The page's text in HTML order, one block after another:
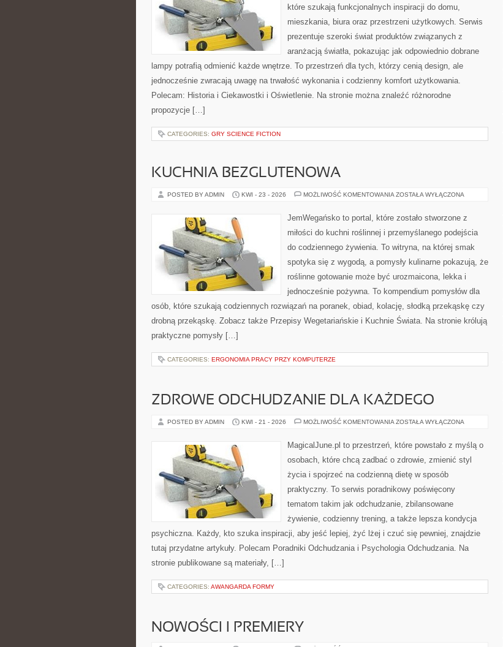
które szukają funkcjonalnych inspiracji do domu,
mieszkania, biura oraz przestrzeni użytkowych. Serwis
prezentuje szeroki świat produktów związanych z
aranżacją światła, pokazując jak odpowiednio dobrane
lampy potrafią odmienić każde wnętrze. To przestrzeń dla tych, którzy cenią design, ale
jednocześnie zwracają uwagę na trwałość wykonania i codzienny komfort użytkowania.
Polecam: Historia i Ciekawostki i Oświetlenie. Na stronie można znaleźć różnorodne
propozycje […]
CATEGORIES: GRY SCIENCE FICTION
KUCHNIA BEZGLUTENOWA
POSTED BY ADMIN KWI - 23 - 2026 MOŻLIWOŚĆ KOMENTOWANIA KUCHNIA
ZOSTAŁA WYŁĄCZONA
JemWegańsko to portal, które zostało stworzone z
miłości do kuchni roślinnej i przemyślanego podejścia
do codziennego żywienia. To witryna, na której smak
spotyka się z wygodą, a pomysły kulinarne pokazują, że
roślinne gotowanie może być urozmaicona, lekka i
jednocześnie pożywna. To kompendium pomysłów dla
osób, które szukają codziennych rozwiązań na poranek, obiad, kolację, słodką przekąskę czy
drobną przekąskę. Zobacz także Przepisy Wegetariańskie i Kuchnie Świata. Na stronie królują
praktyczne pomysły […]
CATEGORIES: ERGONOMIA PRACY PRZY KOMPUTERZE
ZDROWE ODCHUDZANIE DLA KAŻDEGO
POSTED BY ADMIN KWI - 21 - 2026 MOŻLIWOŚĆ KOMENTOWANIA ZDROWE
KAŻDEGO
ZOSTAŁA WYŁĄCZONA
MagicalJune.pl to przestrzeń, które powstało z myślą o
osobach, które chcą zadbać o zdrowie, zmienić styl
życia i spojrzeć na codzienną dietę w sposób
praktyczny. To serwis poradnikowy poświęcony
tematom takim jak odchudzanie, zbilansowane
żywienie, codzienny trening, a także lepsza kondycja
psychiczna. Każdy, kto szuka inspiracji, aby jeść lepiej, żyć lżej i czuć się pewniej, znajdzie
tutaj przydatne artykuły. Polecam Poradniki Odchudzania i Psychologia Odchudzania. Na
stronie publikowane są materiały, […]
CATEGORIES: AWANGARDA FORMY
NOWOŚCI I PREMIERY